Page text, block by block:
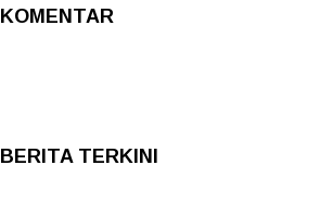
KOMENTAR
BERITA TERKINI